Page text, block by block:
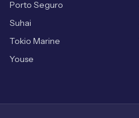
Porto Seguro
Suhai
Tokio Marine
Youse